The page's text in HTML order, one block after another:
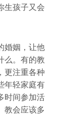
生孩子又会
婚姻，让他
么。有的教
更注重各种
年轻家庭有
时间参加活
教会应该多